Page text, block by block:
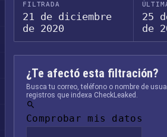
FILTRADA
21 de diciembre
de 2020
25
de
¿Te afectó esta filtración?
Busca tu correo, teléfono o nombre de
registros que indexa CheckLeaked.
Comprobar mis datos